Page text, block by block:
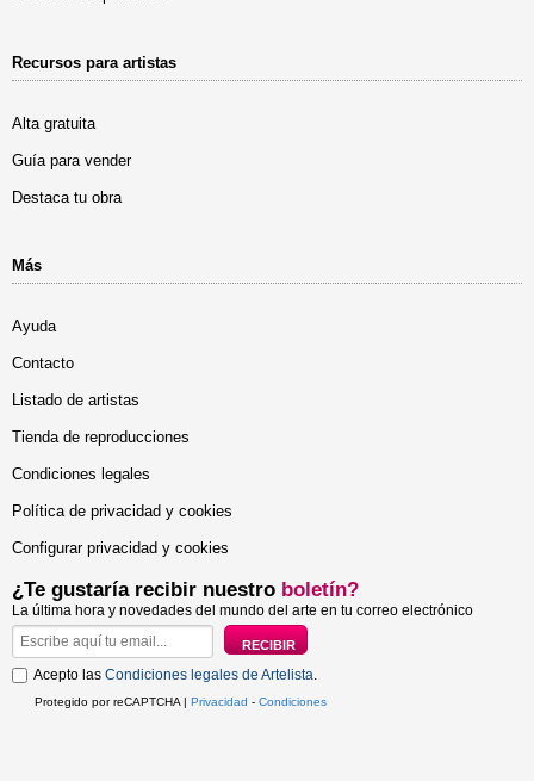
Recursos para artistas
Alta gratuita
Guía para vender
Destaca tu obra
Más
Ayuda
Contacto
Listado de artistas
Tienda de reproducciones
Condiciones legales
Política de privacidad y cookies
Configurar privacidad y cookies
¿Te gustaría recibir nuestro boletín?
La última hora y novedades del mundo del arte en tu correo electrónico
Acepto las Condiciones legales de Artelista.
Protegido por reCAPTCHA | Privacidad - Condiciones